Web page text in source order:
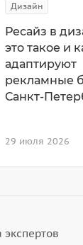
Дизайн
29 июля 2026
Ресайз в
это такое и
адаптируют
рекламные
Санкт-